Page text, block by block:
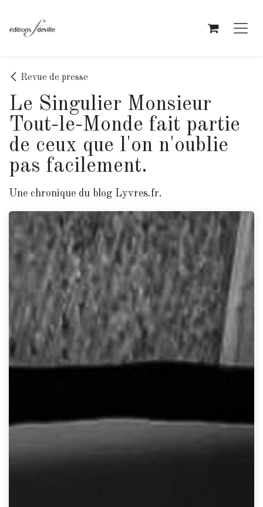
Revue de presse
Le Singulier Monsieur
Tout-le-Monde fait partie
de ceux que l'on n'oublie
pas facilement.
Une chronique du blog Lyvres.fr.